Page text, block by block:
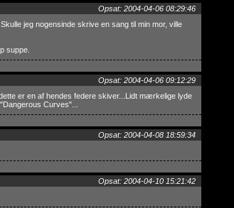
Opsat: 2004-04-06 08:29:46
jeg nogensinde skrive en sang til min mor, ville
suppe.
Opsat: 2004-04-06 09:12:29
er en af hendes federe skiver...Lidt mærkelige lyde
Curves"...
Opsat: 2004-04-08 18:59:34
Opsat: 2004-04-10 15:21:42